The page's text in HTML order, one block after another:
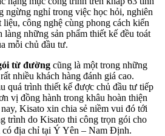
ngừng nghỉ trong việc học hỏi, nghiên
công nghệ cùng phong cách kiến
những sản phẩm thiết kế đều toát
mỗi chủ đầu tư.
từ đường cũng là một trong những
nhiều khách hàng đánh giá cao.
quá trình thiết kế được chủ đầu tư tiếp
vị đồng hành trong khâu hoàn thiện
Kisato xin chia sẻ niềm vui đó tới
trình do Kisato thi công trọn gói cho
địa chỉ tại Ý Yên – Nam Định.